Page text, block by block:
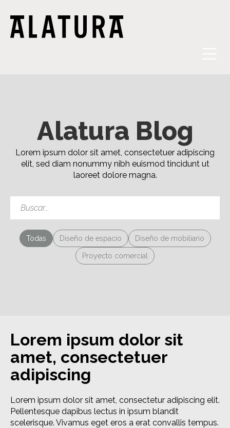
content
Alatura Blog
Lorem ipsum dolor sit amet, consectetuer adipiscing
elit, sed diam nonummy nibh euismod tincidunt ut
laoreet dolore magna.
Todas Diseño de espacio Diseño de mobiliario
Proyecto comercial
Lorem ipsum dolor sit
amet, consectetuer
adipiscing
Lorem ipsum dolor sit amet, consectetur adipiscing elit.
Pellentesque dapibus lectus in ipsum blandit
scelerisque. Vivamus eget eros a erat convallis tempus.